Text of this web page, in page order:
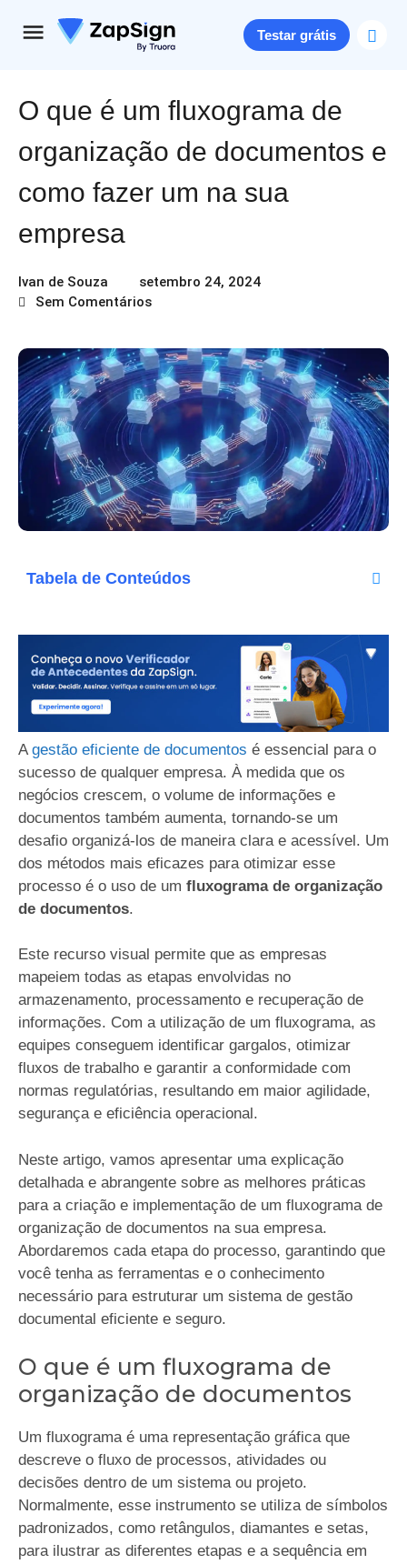
Testar grátis
O que é um fluxograma de
organização de documentos e
como fazer um na sua
empresa
Ivan de Souza
setembro 24, 2024
Sem Comentários
Tabela de Conteúdos
A gestão eficiente de documentos é essencial para o
sucesso de qualquer empresa. À medida que os
negócios crescem, o volume de informações e
documentos também aumenta, tornando-se um
desafio organizá-los de maneira clara e acessível. Um
dos métodos mais eficazes para otimizar esse
processo é o uso de um fluxograma de organização
de documentos.
Este recurso visual permite que as empresas
mapeiem todas as etapas envolvidas no
armazenamento, processamento e recuperação de
informações. Com a utilização de um fluxograma, as
equipes conseguem identificar gargalos, otimizar
fluxos de trabalho e garantir a conformidade com
normas regulatórias, resultando em maior agilidade,
segurança e eficiência operacional.
Neste artigo, vamos apresentar uma explicação
detalhada e abrangente sobre as melhores práticas
para a criação e implementação de um fluxograma de
organização de documentos na sua empresa.
Abordaremos cada etapa do processo, garantindo que
você tenha as ferramentas e o conhecimento
necessário para estruturar um sistema de gestão
documental eficiente e seguro.
O que é um fluxograma de
organização de documentos
Um fluxograma é uma representação gráfica que
descreve o fluxo de processos, atividades ou
decisões dentro de um sistema ou projeto.
Normalmente, esse instrumento se utiliza de símbolos
padronizados, como retângulos, diamantes e setas,
para ilustrar as diferentes etapas e a sequência em